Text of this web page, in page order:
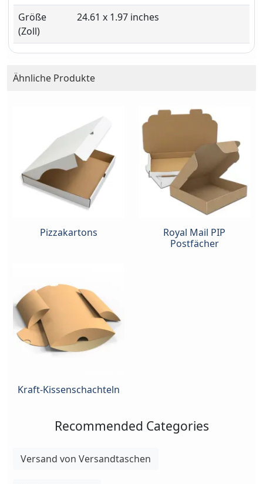
Größe
(Zoll)
24.61 x 1.97 inches
Ähnliche Produkte
Pizzakartons
Royal Mail PIP
Postfächer
Kraft-Kissenschachteln
Recommended Categories
Versand von Versandtaschen